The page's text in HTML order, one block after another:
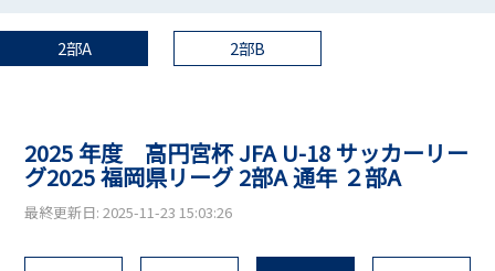
2部A 2部B
2025 年度 高円宮杯 JFA U-18 サッカーリー
グ2025 福岡県リーグ 2部A 通年 ２部A
最終更新日: 2025-11-23 15:03:26